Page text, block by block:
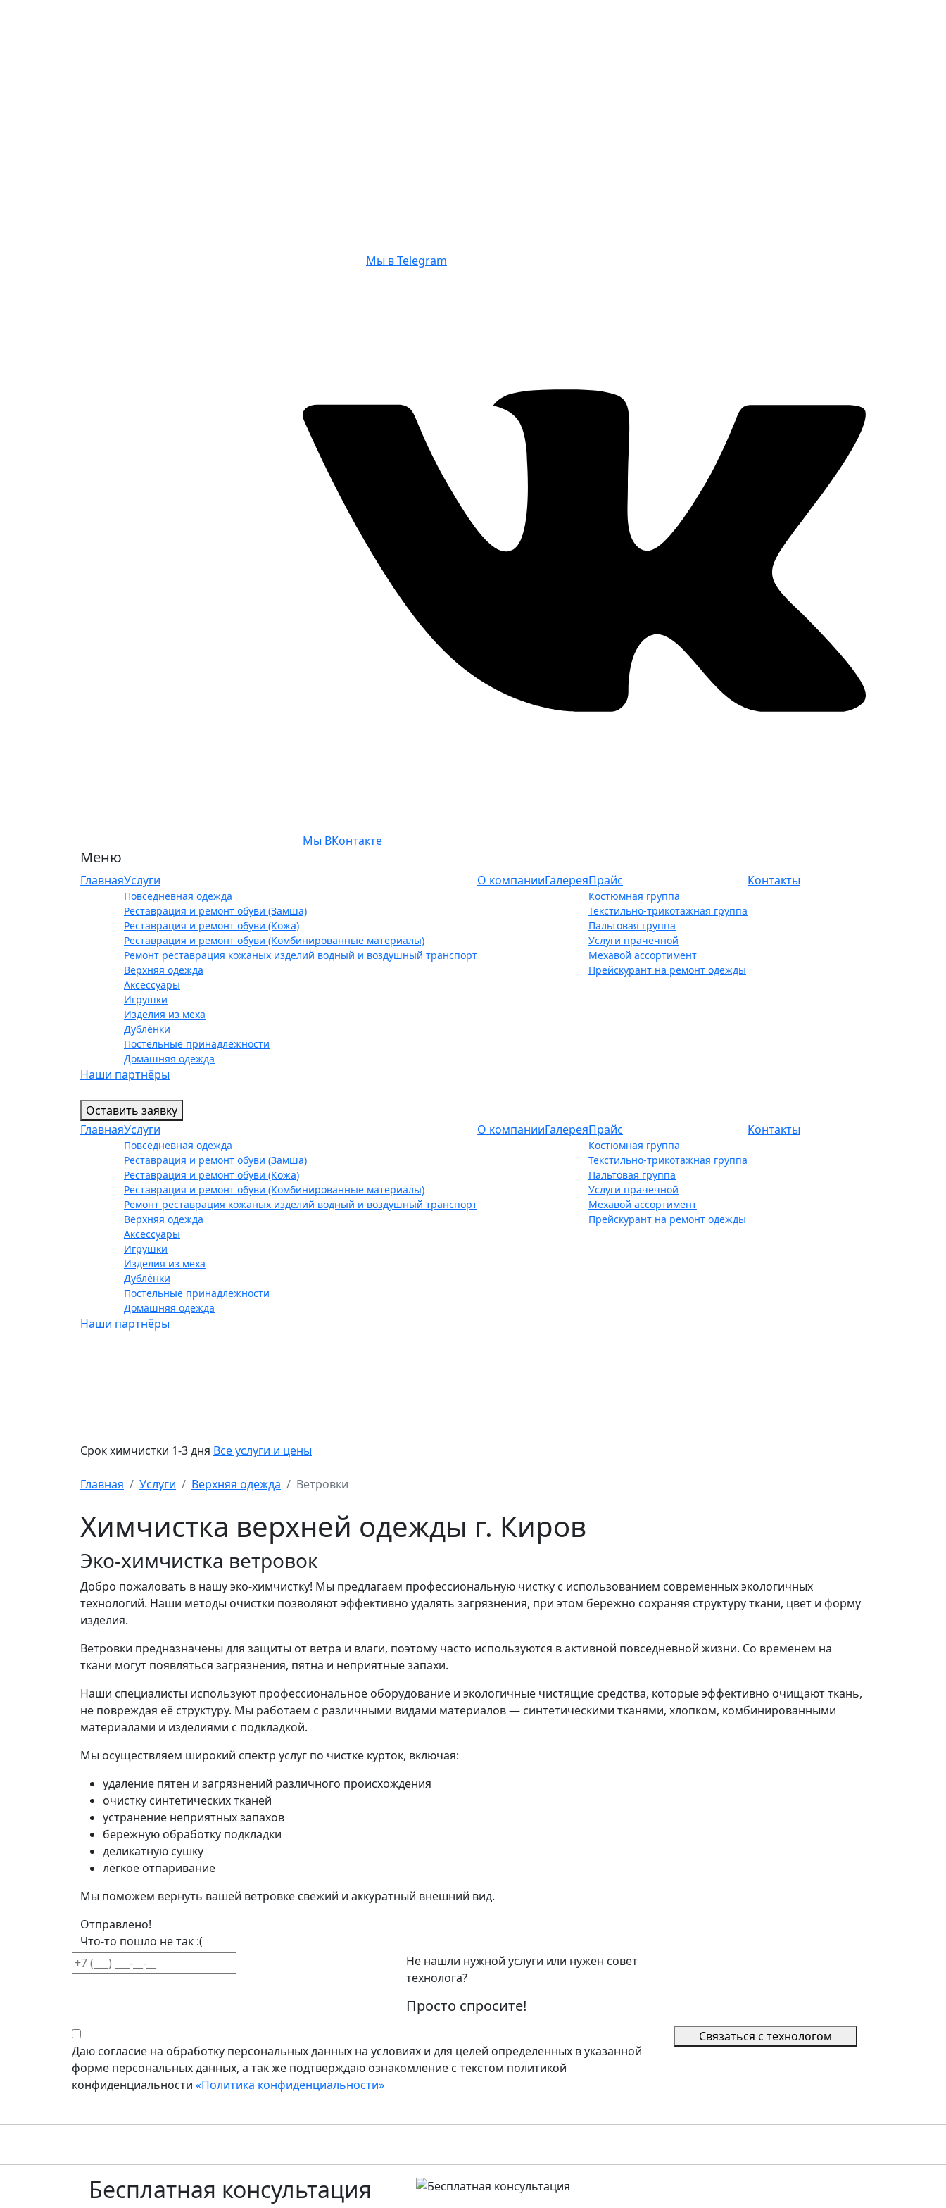
Мы в Telegram
Мы ВКонтакте
Меню
ГлавнаяУслуги
Повседневная одежда
Реставрация и ремонт обуви (Замша)
Реставрация и ремонт обуви (Кожа)
Реставрация и ремонт обуви (Комбинированные материалы)
Ремонт реставрация кожаных изделий водный и воздушный транспорт
Верхняя одежда
Аксессуары
Игрушки
Изделия из меха
Дублёнки
Постельные принадлежности
Домашняя одежда
О компанииГалереяПрайс
Костюмная группа
Текстильно-трикотажная группа
Пальтовая группа
Услуги прачечной
Мехавой ассортимент
Прейскурант на ремонт одежды
Контакты
Наши партнёры
Оставить заявку
ГлавнаяУслуги
Повседневная одежда
Реставрация и ремонт обуви (Замша)
Реставрация и ремонт обуви (Кожа)
Реставрация и ремонт обуви (Комбинированные материалы)
Ремонт реставрация кожаных изделий водный и воздушный транспорт
Верхняя одежда
Аксессуары
Игрушки
Изделия из меха
Дублёнки
Постельные принадлежности
Домашняя одежда
О компанииГалереяПрайс
Костюмная группа
Текстильно-трикотажная группа
Пальтовая группа
Услуги прачечной
Мехавой ассортимент
Прейскурант на ремонт одежды
Контакты
Наши партнёры
Срок химчистки 1-3 дня Все услуги и цены
Главная Услуги Верхняя одежда Ветровки
Химчистка верхней одежды г. Киров
Эко-химчистка ветровок
Добро пожаловать в нашу эко-химчистку! Мы предлагаем профессиональную чистку с использованием современных экологичных
технологий. Наши методы очистки позволяют эффективно удалять загрязнения, при этом бережно сохраняя структуру ткани, цвет и форму
изделия.
Ветровки предназначены для защиты от ветра и влаги, поэтому часто используются в активной повседневной жизни. Со временем на
ткани могут появляться загрязнения, пятна и неприятные запахи.
Наши специалисты используют профессиональное оборудование и экологичные чистящие средства, которые эффективно очищают ткань,
не повреждая её структуру. Мы работаем с различными видами материалов — синтетическими тканями, хлопком, комбинированными
материалами и изделиями с подкладкой.
Мы осуществляем широкий спектр услуг по чистке курток, включая:
удаление пятен и загрязнений различного происхождения
очистку синтетических тканей
устранение неприятных запахов
бережную обработку подкладки
деликатную сушку
лёгкое отпаривание
Мы поможем вернуть вашей ветровке свежий и аккуратный внешний вид.
Отправлено!
Что-то пошло не так :(
Не нашли нужной услуги или нужен совет
технолога?
Просто спросите!
Даю согласие на обработку персональных данных на условиях и для целей определенных в указанной
форме персональных данных, а так же подтверждаю ознакомление с текстом политикой
конфиденциальности «Политика конфиденциальности»
Связаться с технологом
Бесплатная консультация